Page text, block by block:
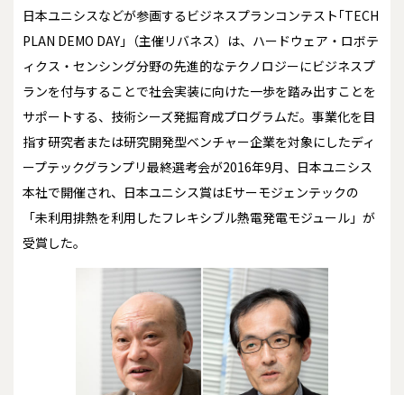
日本ユニシスなどが参画するビジネスプランコンテスト｢TECH
PLAN DEMO DAY｣（主催リバネス）は、ハードウェア・ロボテ
ィクス・センシング分野の先進的なテクノロジーにビジネスプ
ランを付与することで社会実装に向けた一歩を踏み出すことを
サポートする、技術シーズ発掘育成プログラムだ。事業化を目
指す研究者または研究開発型ベンチャー企業を対象にしたディ
ープテックグランプリ最終選考会が2016年9月、日本ユニシス
本社で開催され、日本ユニシス賞はEサーモジェンテックの
「未利用排熱を利用したフレキシブル熱電発電モジュール」が
受賞した。